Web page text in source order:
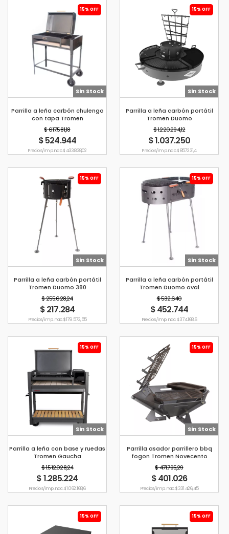
15% OFF
Sin Stock
Parrilla a leña carbón chulengo
con tapa Tromen
$ 617.581,18
$ 524.944
Precio s/imp. nac. $ 433.838,02
15% OFF
Sin Stock
Parrilla a leña carbón portátil
Tromen Duomo
$ 1.220.294,12
$ 1.037.250
Precio s/imp. nac. $ 857.231,4
15% OFF
Sin Stock
Parrilla a leña carbón portátil
Tromen Duomo 380
$ 255.628,24
$ 217.284
Precio s/imp. nac. $ 179.573,55
15% OFF
Sin Stock
Parrilla a leña carbón portátil
Tromen Duomo oval
$ 532.640
$ 452.744
Precio s/imp. nac. $ 374.168,6
15% OFF
Sin Stock
Parrilla a leña con base y ruedas
Tromen Gaucha
$ 1.512.028,24
$ 1.285.224
Precio s/imp. nac. $ 1.062.168,6
15% OFF
Sin Stock
Parrilla asador parrillero bbq
fogon Tromen Novecento
$ 471.795,29
$ 401.026
Precio s/imp. nac. $ 331.426,45
15% OFF 15% OFF